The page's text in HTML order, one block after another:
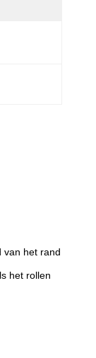
van het rand
het rollen